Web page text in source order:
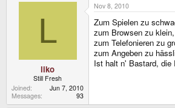
L
liko
Still Fresh
Joined
Jun 7, 2010
Messages
93
Nov 8, 2010
Zum Spielen zu
zum Browsen zu klein,
zum Telefonieren zu
zum Angeben zu
Ist halt n' Bastard, die